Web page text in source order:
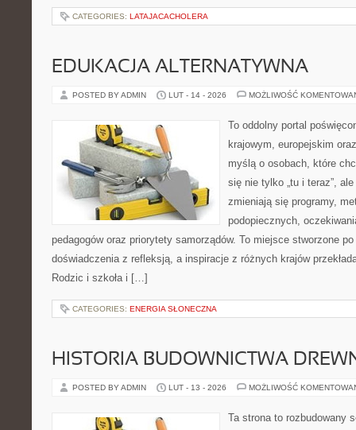
CATEGORIES: LATAJACACHOLERA
EDUKACJA ALTERNATYWNA
POSTED BY ADMIN LUT - 14 - 2026 MOŻLIWOŚĆ
To oddolny portal
krajowym, europejskim
myślą o osobach, które
się nie tylko „tu i teraz”,
zmieniają się programy,
podopiecznych,
pedagogów oraz priorytety samorządów. To miejsce stworzone
doświadczenia z refleksją, a inspiracje z różnych krajów
Rodzic i szkoła i […]
CATEGORIES: ENERGIA SŁONECZNA
HISTORIA BUDOWNICTWA
POSTED BY ADMIN LUT - 13 - 2026 MOŻLIWOŚĆ
Ta strona to rozbudowany